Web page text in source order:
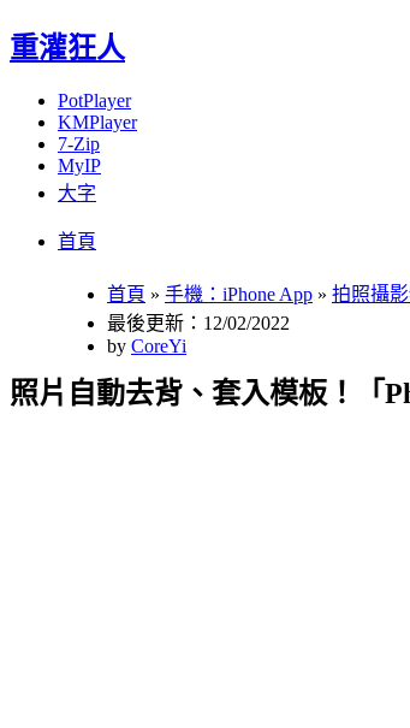
重灌狂人
PotPlayer
KMPlayer
7-Zip
MyIP
大字
首頁
首頁 » 手機：iPhone App » 拍照攝
最後更新：12/02/2022
by CoreYi
照片自動去背、套入模板！「